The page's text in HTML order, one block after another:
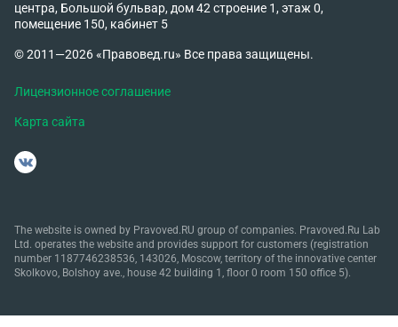
центра, Большой бульвар, дом 42 строение 1, этаж 0,
помещение 150, кабинет 5
© 2011—2026 «Правовед.ru» Все права защищены.
Лицензионное соглашение
Карта сайта
The website is owned by Pravoved.RU group of companies. Pravoved.Ru Lab
Ltd. operates the website and provides support for customers (registration
number 1187746238536, 143026, Moscow, territory of the innovative center
Skolkovo, Bolshoy ave., house 42 building 1, floor 0 room 150 office 5).